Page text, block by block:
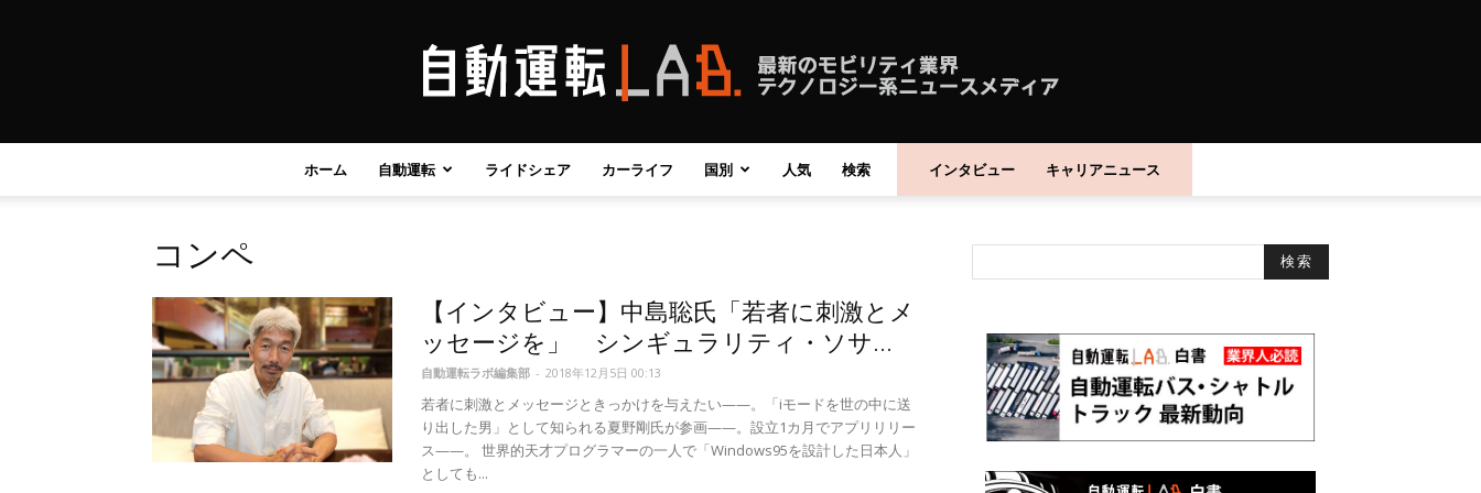
自
動
運
ホーム 自動運転 ライドシェア カーライフ 国別 人気 検索 インタビュー キャリアニュース
コンペ
【インタビュー】中島聡氏「若者に刺激とメ
ッセージを」 シンギュラリティ・ソサ...
自動運転ラボ編集部 - 2018年12月5日 00:13
若者に刺激とメッセージときっかけを与えたい——。「iモードを世の中に送
り出した男」として知られる夏野剛氏が参画——。設立1カ月でアプリリリー
ス——。 世界的天才プログラマーの一人で「Windows95を設計した日本人」
としても...